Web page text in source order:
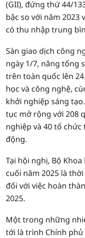
(GII), đứng thứ 44/
bậc so với năm 2023
có thu nhập trung
Sàn giao dịch công
ngày 1/7, nâng tổng
trên toàn quốc lên
học và công nghệ,
khởi nghiệp sáng
tục mở rộng với 208
nghiệp và 40 tổ
động.
Tại hội nghị, Bộ
cuối năm 2025 là
đối với việc hoàn
2025.
Một trong những
tới là trình Chính phủ